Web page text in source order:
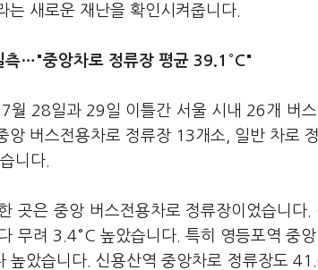
는 새로운 재난을 확인시켜줍니다.
측…"중앙차로 정류장 평균 39.1°C"
월 28일과 29일 이틀간 서울 시내 26개 버
앙 버스전용차로 정류장 13개소, 일반 차로
니다.
곳은 중앙 버스전용차로 정류장이었습니
무려 3.4°C 높았습니다. 특히 영등포역 중
았습니다. 신용산역 중앙차로 정류장도